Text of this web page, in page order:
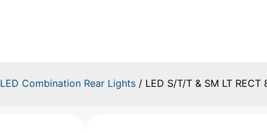
LED Combination Rear Lights / LED S/T/T & SM LT RECT